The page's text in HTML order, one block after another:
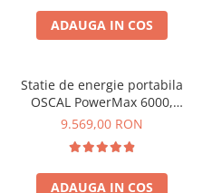
ADAUGA IN COS
Statie de energie portabila
OSCAL PowerMax 6000,
6000W (9000W varf), baterie
rapida in 1.96h, 14 porturi,
USB-C 100W, control
inteligent la distanta,
9.569,00 RON
ADAUGA IN COS